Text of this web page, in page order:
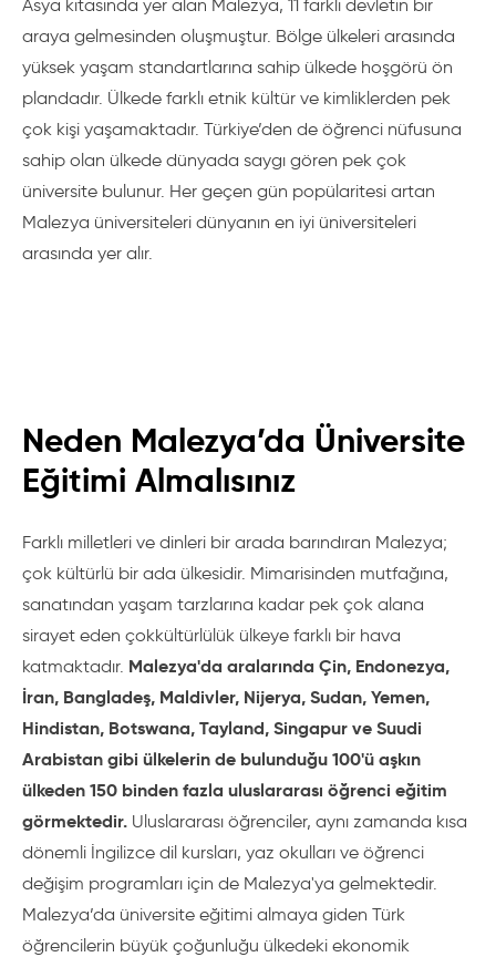
Asya kıtasında yer alan Malezya, 11 farklı devletin bir
araya gelmesinden oluşmuştur. Bölge ülkeleri arasında
yüksek yaşam standartlarına sahip ülkede hoşgörü ön
plandadır. Ülkede farklı etnik kültür ve kimliklerden pek
çok kişi yaşamaktadır. Türkiye’den de öğrenci nüfusuna
sahip olan ülkede dünyada saygı gören pek çok
üniversite bulunur. Her geçen gün popülaritesi artan
Malezya üniversiteleri dünyanın en iyi üniversiteleri
arasında yer alır.
Neden Malezya’da Üniversite
Eğitimi Almalısınız
Farklı milletleri ve dinleri bir arada barındıran Malezya;
çok kültürlü bir ada ülkesidir. Mimarisinden mutfağına,
sanatından yaşam tarzlarına kadar pek çok alana
sirayet eden çokkültürlülük ülkeye farklı bir hava
katmaktadır. Malezya'da aralarında Çin, Endonezya,
İran, Bangladeş, Maldivler, Nijerya, Sudan, Yemen,
Hindistan, Botswana, Tayland, Singapur ve Suudi
Arabistan gibi ülkelerin de bulunduğu 100'ü aşkın
ülkeden 150 binden fazla uluslararası öğrenci eğitim
görmektedir. Uluslararası öğrenciler, aynı zamanda kısa
dönemli İngilizce dil kursları, yaz okulları ve öğrenci
değişim programları için de Malezya'ya gelmektedir.
Malezya’da üniversite eğitimi almaya giden Türk
öğrencilerin büyük çoğunluğu ülkedeki ekonomik